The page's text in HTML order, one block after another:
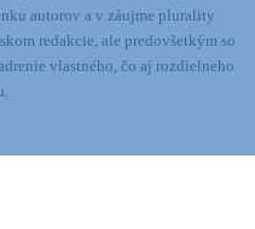
autorov a v záujme plurality
redakcie, ale predovšetkým so
vlastného, čo aj rozdielneho